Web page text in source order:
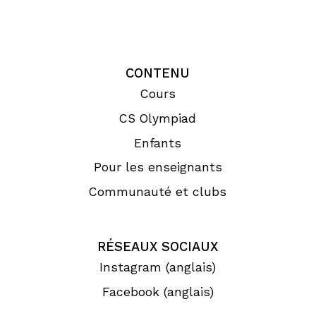
CONTENU
Cours
CS Olympiad
Enfants
Pour les enseignants
Communauté et clubs
RÉSEAUX SOCIAUX
Instagram (anglais)
Facebook (anglais)